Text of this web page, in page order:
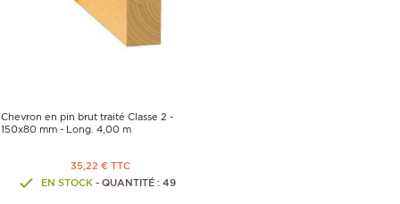
Chevron en pin brut traité Classe 2 -
150x80 mm - Long. 4,00 m
35,22 € TTC
EN STOCK - QUANTITÉ : 49